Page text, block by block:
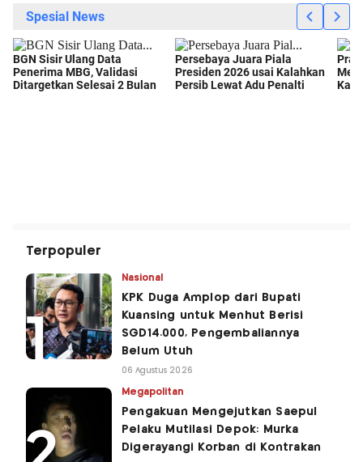
Terpopuler
Nasional
KPK Duga Amplop dari Bupati
Kuansing untuk Menhut Berisi
SGD14.000, Pengembaliannya
Belum Utuh
06 Agustus 2026
Megapolitan
Pengakuan Mengejutkan Saepul
Pelaku Mutilasi Depok: Murka
Digerayangi Korban di Kontrakan